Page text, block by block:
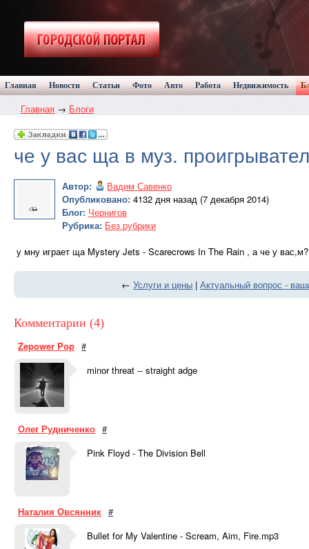
Главная Новости Статьи Фото Авто Работа Недвижимость
Главная → Блоги
че у вас ща в муз.
Автор:
Вадим Савенко
Опубликовано: 4132 дня назад (7 декабря 2014)
Блог: Чернигов
Рубрика: Без рубрики
у мну играет ща Mystery Jets - Scarecrows In The Rain , а че у вас,м?
←Услуги и цены |Актуальный вопрос -
Комментарии (4)
Zepower Pop #
minor threat -- straight adge
Олег Рудниченко #
Pink Floyd - The Division Bell
Наталия Овсянник #
Bullet for My Valentine - Scream, Aim, Fire.mp3